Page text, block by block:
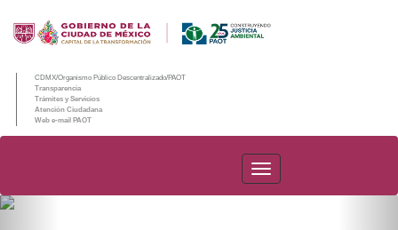
CDMX/Organismo Público Descentralizado/PAOT
Transparencia
Trámites y Servicios
Atención Ciudadana
Web e-mail PAOT
PAOT